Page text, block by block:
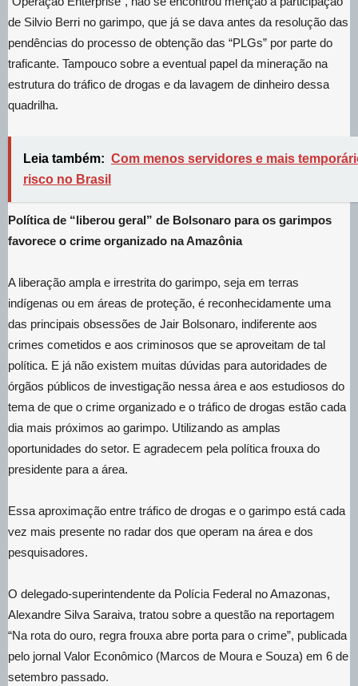
de Silvio Berri no garimpo, que já se dava antes da resolução das
pendências do processo de obtenção das “PLGs” por parte do
traficante. Tampouco sobre a eventual papel da mineração na
estrutura do tráfico de drogas e da lavagem de dinheiro dessa
quadrilha.
Leia também: Com menos servidores e mais
risco no Brasil
Política de “liberou geral” de Bolsonaro para os garimpos
favorece o crime organizado na Amazônia
A liberação ampla e irrestrita do garimpo, seja em terras
indígenas ou em áreas de proteção, é reconhecidamente uma
das principais obsessões de Jair Bolsonaro, indiferente aos
crimes cometidos e aos criminosos que se aproveitam de tal
política. E já não existem muitas dúvidas para autoridades de
órgãos públicos de investigação nessa área e aos estudiosos do
tema de que o crime organizado e o tráfico de drogas estão cada
dia mais próximos ao garimpo. Utilizando as amplas
oportunidades do setor. E agradecem pela política frouxa do
presidente para a área.
Essa aproximação entre tráfico de drogas e o garimpo está cada
vez mais presente no radar dos que operam na área e dos
pesquisadores.
O delegado-superintendente da Polícia Federal no Amazonas,
Alexandre Silva Saraiva, tratou sobre a questão na reportagem
“Na rota do ouro, regra frouxa abre porta para o crime”, publicada
pelo jornal Valor Econômico (Marcos de Moura e Souza) em 6 de
setembro passado.